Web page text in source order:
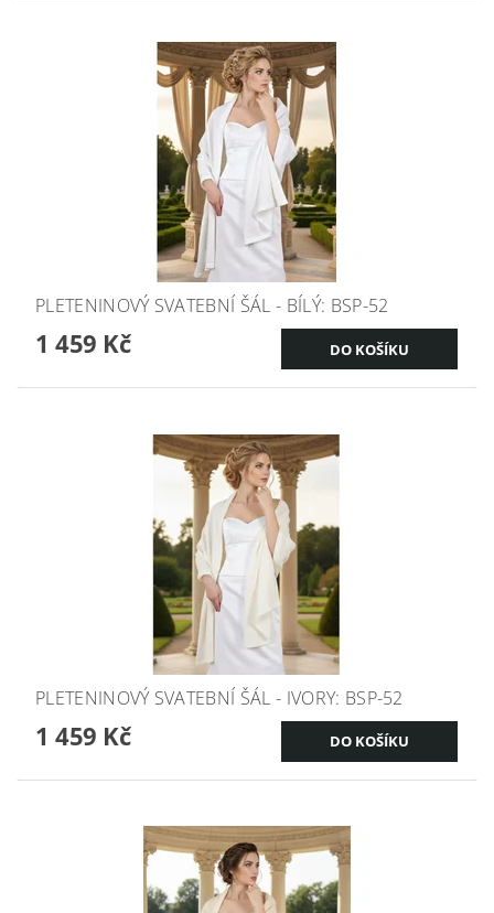
PLETENINOVÝ SVATEBNÍ ŠÁL - BÍLÝ: BSP-52
1 459 Kč
PLETENINOVÝ SVATEBNÍ ŠÁL - IVORY: BSP-52
1 459 Kč